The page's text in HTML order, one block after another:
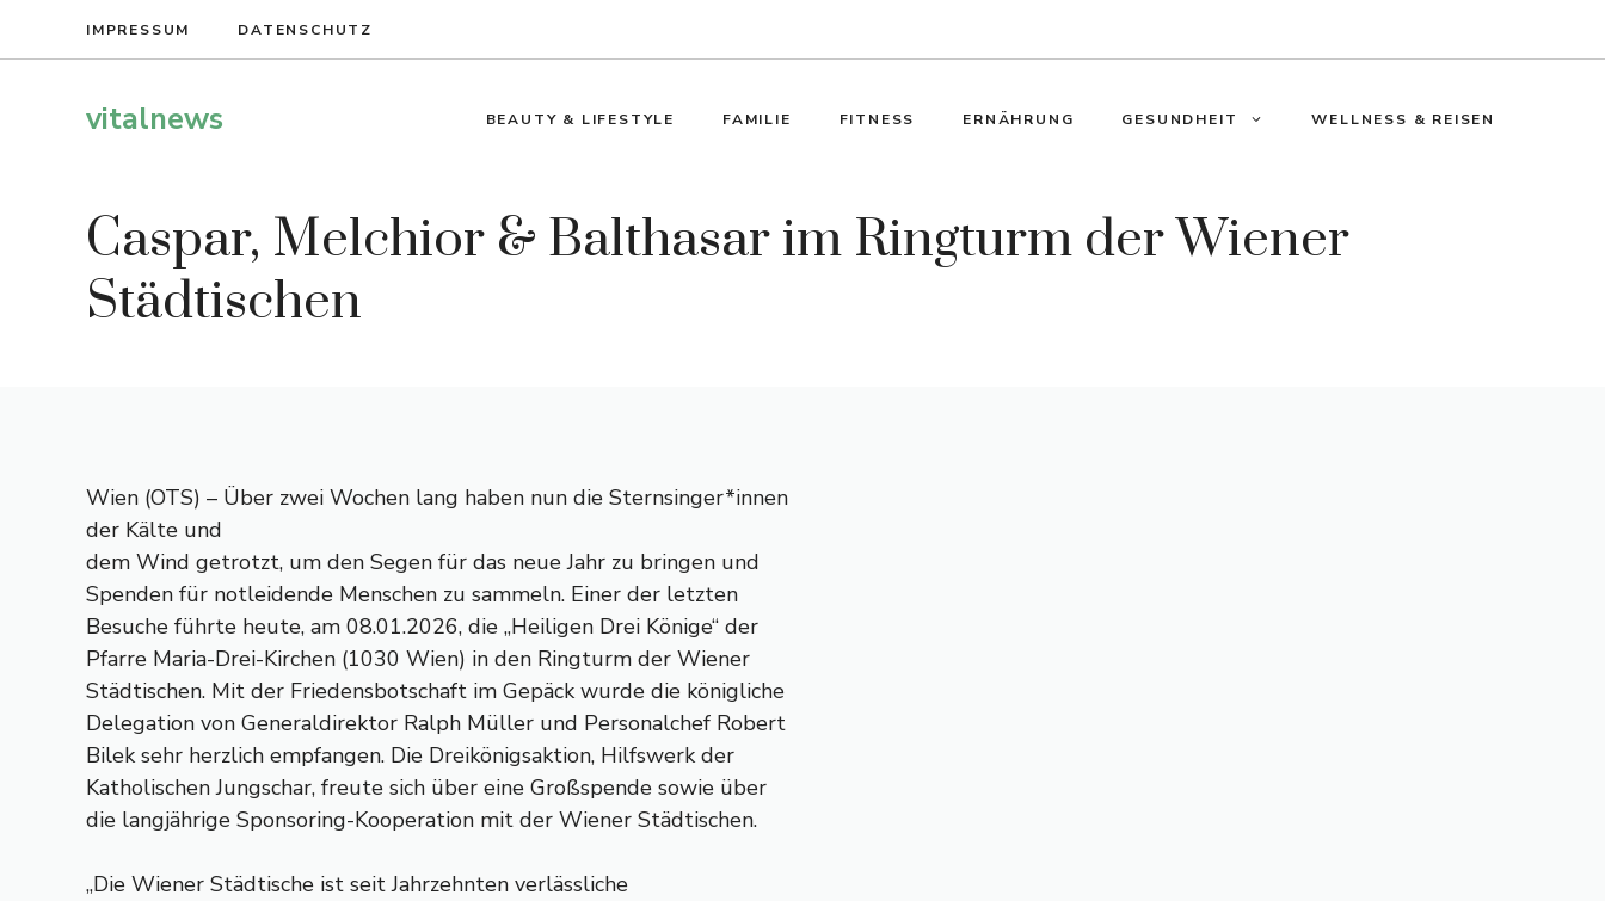
IMPRESSUM DATENSCHUTZ
vitalnews BEAUTY & LIFESTYLE FAMILIE FITNESS ERNÄHRUNG GESUNDHEIT WELLNESS & REISEN
Caspar, Melchior & Balthasar im Ringturm der Wiener
Städtischen
Wien (OTS) – Über zwei Wochen lang haben nun die Sternsinger*innen
der Kälte und
dem Wind getrotzt, um den Segen für das neue Jahr zu bringen und
Spenden für notleidende Menschen zu sammeln. Einer der letzten
Besuche führte heute, am 08.01.2026, die „Heiligen Drei Könige“ der
Pfarre Maria-Drei-Kirchen (1030 Wien) in den Ringturm der Wiener
Städtischen. Mit der Friedensbotschaft im Gepäck wurde die königliche
Delegation von Generaldirektor Ralph Müller und Personalchef Robert
Bilek sehr herzlich empfangen. Die Dreikönigsaktion, Hilfswerk der
Katholischen Jungschar, freute sich über eine Großspende sowie über
die langjährige Sponsoring-Kooperation mit der Wiener Städtischen.
„Die Wiener Städtische ist seit Jahrzehnten verlässliche